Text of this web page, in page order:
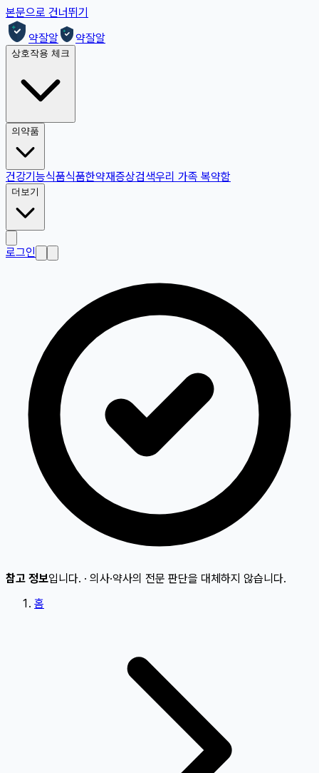
본문으로 건너뛰기
약잘알
약잘알
상호작용 체크
의약품
건강기능식품식품한약재증상검색우리 가족 복약함
더보기
로그인
참고 정보입니다. · 의사·약사의 전문 판단을 대체하지 않습니다.
홈